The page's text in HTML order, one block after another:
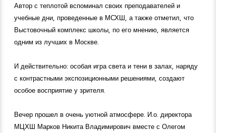
Автор с теплотой вспоминал своих преподавателей и
учебные дни, проведенные в МСХШ, а также отметил, что
Выстовочный комплекс школы, по его мнению, является
одним из лучших в Москве.
И действительно: особая игра света и тени в залах, наряду
с контрастными экспозиционными решениями, создают
особое восприятие у зрителя.
Вечер прошел в очень уютной атмосфере. И.о. директора
МЦХШ Марков Никита Владимирович вместе с Олегом